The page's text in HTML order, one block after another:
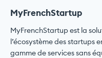
MyFrenchStartup
MyFrenchStartup est la
l’écosystème des startups
gamme de services sans